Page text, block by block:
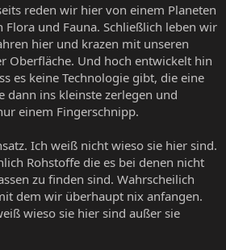
reden wir hier von einem Planeten
und Fauna. Schließlich leben wir
hier und krazen mit unseren
Oberfläche. Und hoch entwickelt hin
es keine Technologie gibt, die eine
dann ins kleinste zerlegen und
einem Fingerschnipp.
Ich weiß nicht wieso sie hier sind.
Rohstoffe die es bei denen nicht
zu finden sind. Wahrscheilich
dem wir überhaupt nix anfangen.
wieso sie hier sind außer sie